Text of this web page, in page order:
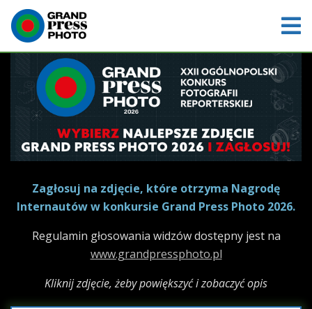
Zagłosuj na zdjęcie, które otrzyma Nagrodę
Internautów w konkursie Grand Press Photo 2026.
Regulamin głosowania widzów dostępny jest na
www.grandpressphoto.pl
Kliknij zdjęcie, żeby powiększyć i zobaczyć opis